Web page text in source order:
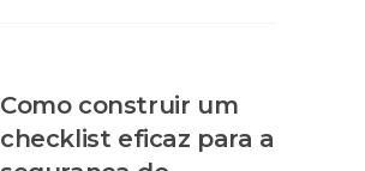
Como construir um
checklist eficaz para a